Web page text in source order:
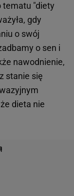
tematu "diety
gdy
o swój
o sen i
nawodnienie,
stanie się
dieta nie